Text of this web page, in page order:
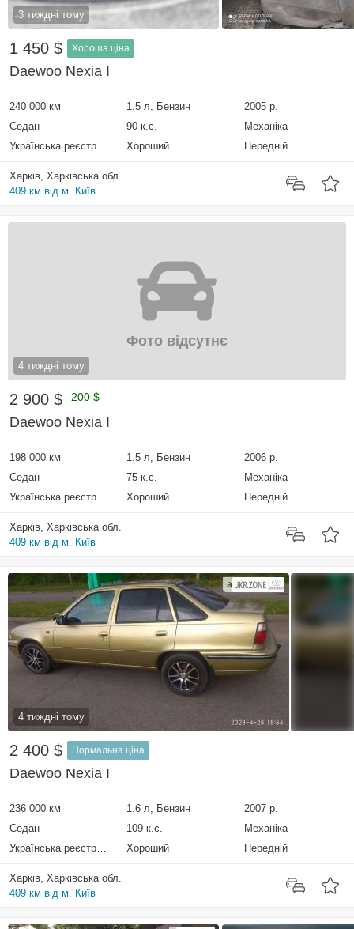
3 тиждні тому
1 450 $ Хороша ціна
Daewoo Nexia I
240 000 км 1.5 л, Бензин
2005 р.
Седан
90 к.с.
Механіка
Українська реєстрація
Хороший Передній
Харків, Харківська обл.
409 км від м. Київ
4 тиждні тому
Фото відсутнє
2 900 $ -200 $
Daewoo Nexia I
198 000 км 1.5 л, Бензин
2006 р.
Седан
75 к.с.
Механіка
Українська реєстрація
Хороший Передній
Харків, Харківська обл.
409 км від м. Київ
4 тиждні тому
2 400 $ Нормальна ціна
Daewoo Nexia I
236 000 км 1.6 л, Бензин
2007 р.
Седан
109 к.с.
Механіка
Українська реєстрація
Хороший Передній
Харків, Харківська обл.
409 км від м. Київ